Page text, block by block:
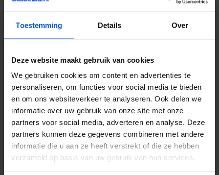
Toestemming Details Over
Deze website maakt gebruik van cookies
We gebruiken cookies om content en advertenties te
personaliseren, om functies voor social media te bieden
en om ons websiteverkeer te analyseren. Ook delen we
informatie over uw gebruik van onze site met onze
partners voor social media, adverteren en analyse. Deze
partners kunnen deze gegevens combineren met andere
informatie die u aan ze heeft verstrekt of die ze hebben
verzameld op basis van uw gebruik van hun services.
spelleider geeft een instructie over de boog (hoe je hem vasthoudt,
spelvormen.
rondes met wisselende spelvormen. Team Deathmatch is de basis:
twee teams schieten op elkaar tot iedereen aan een kant is
uitgeschakeld. Capture the Flag voegt een tactische laag toe.
Target Shoot draait om precisie. En bij Medic modus is een speler
per team de medic die uitgeschakelde teamleden kan genezen
door ze aan te tikken. Die variatie houdt het spel vers en de
energie hoog.